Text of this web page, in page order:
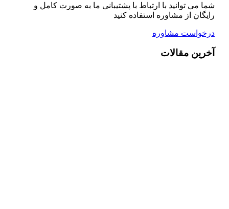
شما می توانید با ارتباط با پشتیبانی ما به صورت کامل و
رایگان از مشاوره استفاده کنید
درخواست مشاوره
آخرین مقالات